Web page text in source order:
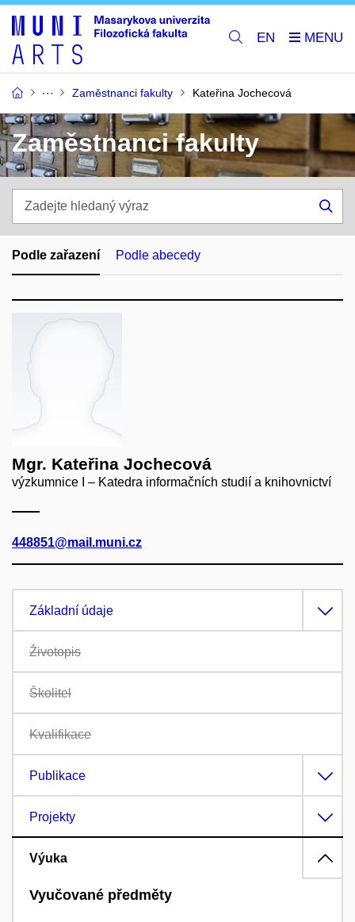
EN
Zaměstnanci fakulty Kateřina Jochecová
Zaměstnanci fakulty
hledaný
výraz
Podle zařazení Podle abecedy
Mgr. Kateřina Jochecová
výzkumnice I – Katedra informačních studií a knihovnictví
448851@mail.muni.cz
Základní údaje
Životopis
Školitel
Kvalifikace
Publikace
Projekty
Výuka
Vyučované předměty